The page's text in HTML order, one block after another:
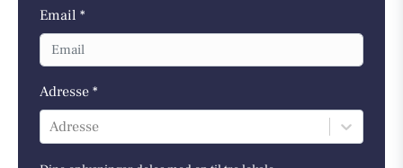
Email *
Adresse *
Adresse